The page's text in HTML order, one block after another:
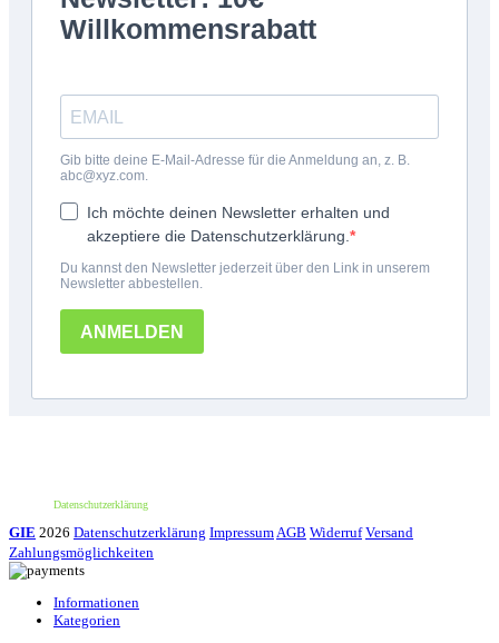
Datenschutzerklärung
GIE 2026 Datenschutzerklärung ImpressumAGB Widerruf Versand
Zahlungsmöglichkeiten
Informationen
Kategorien